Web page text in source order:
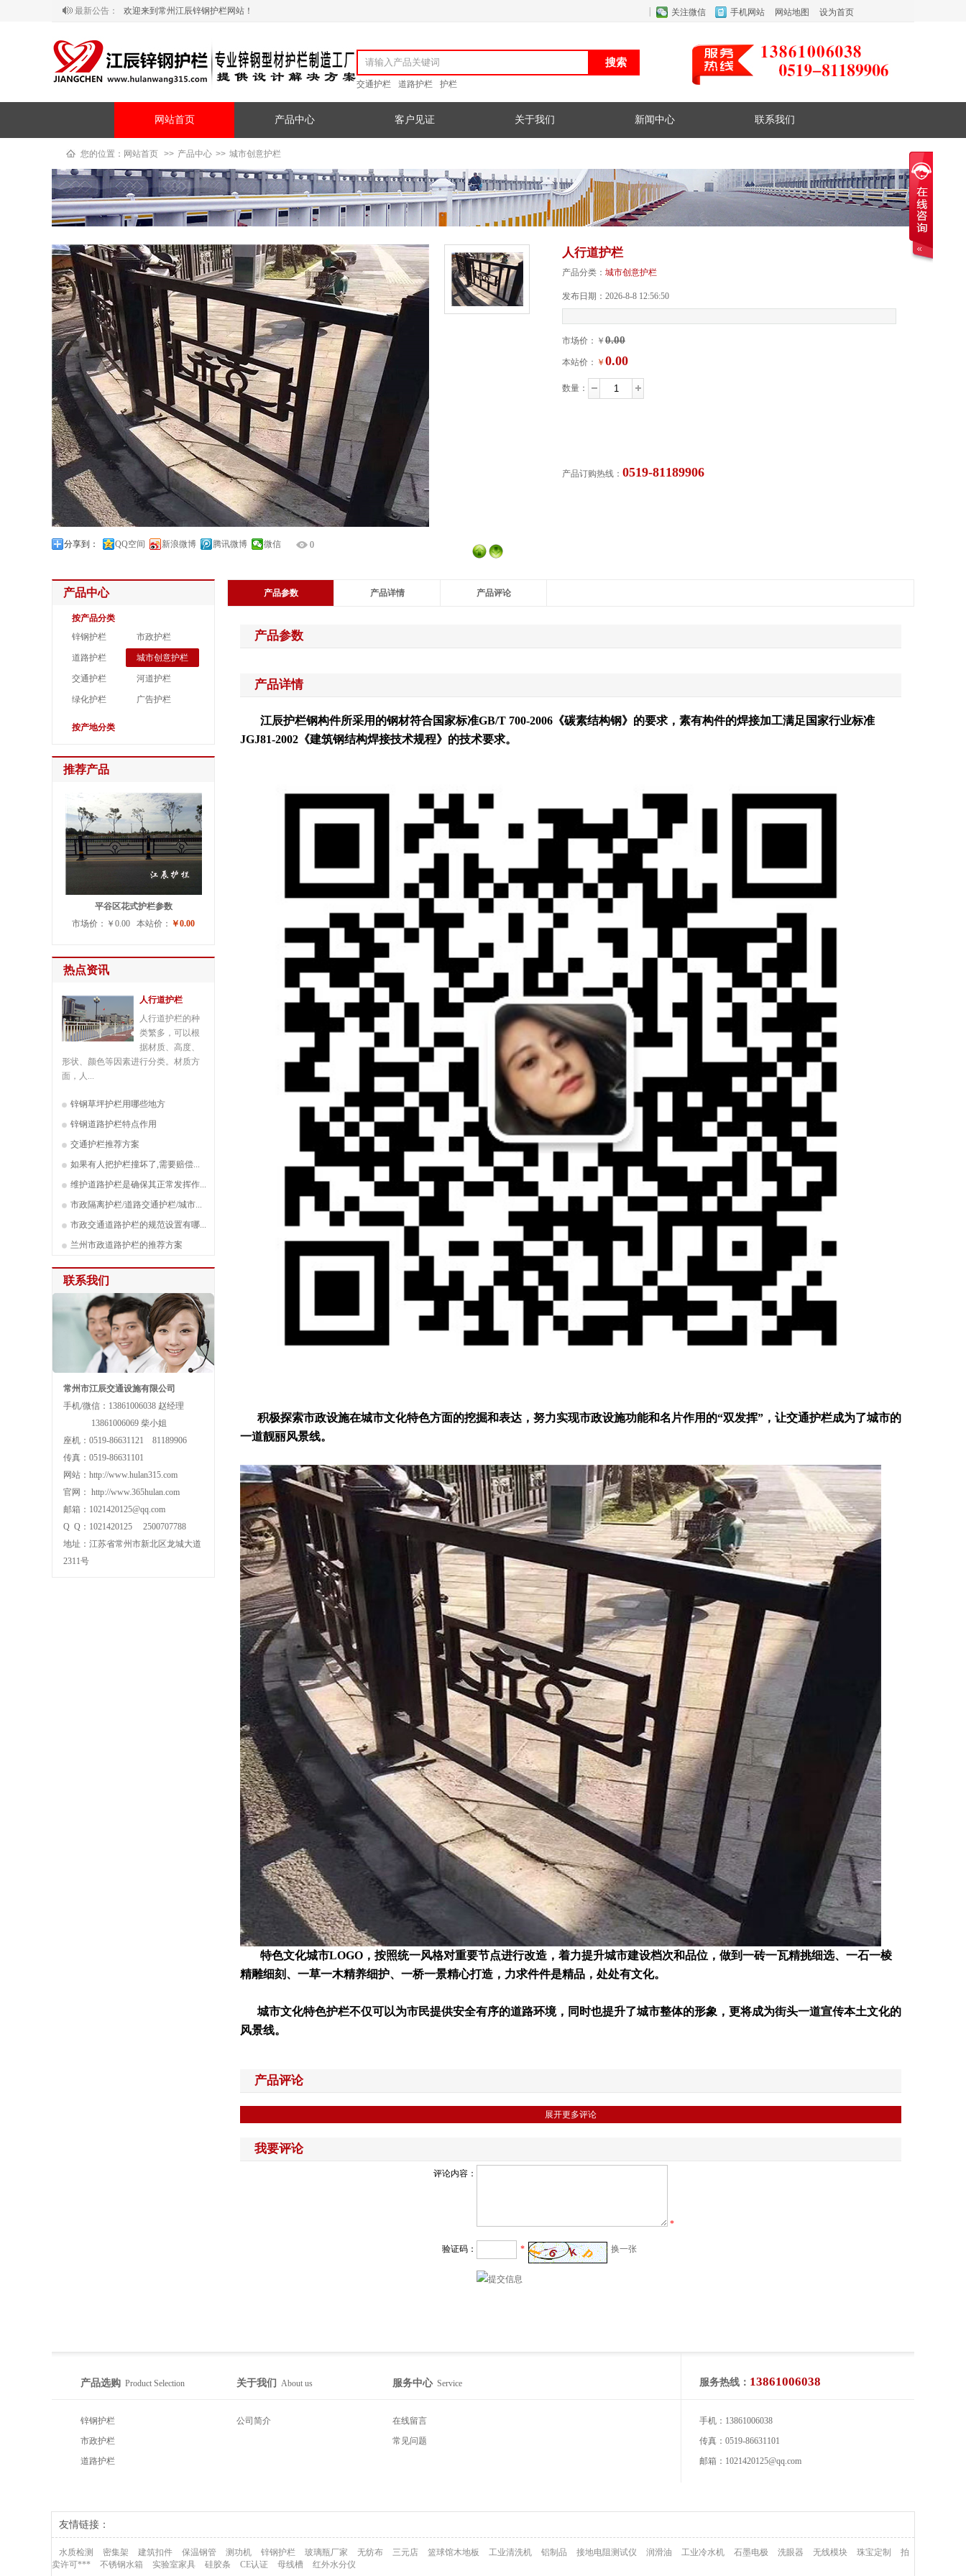
最新公告： 欢迎来到常州江辰锌钢护栏网站！ 关注微信 手机网站 设为首页
网站地图
交通护栏 道路护栏 护栏
网站首页 产品中心 客户见证 关于我们 新闻中心 联系我们
您的位置： 网站首页 >> 产品中心 >> 城市创意护栏
分享到： QQ空间 新浪微博 腾讯微博 微信 0
人行道护栏
产品分类： 城市创意护栏
发布日期：2026-8-8 12:56:50
市场价：￥ 0.00
本站价： ￥ 0.00
数量：
产品订购热线： 0519-81189906
产品中心
按产品分类
锌钢护栏
市政护栏
道路护栏 城市创意护栏
交通护栏 河道护栏
绿化护栏 广告护栏
按产地分类
推荐产品
平谷区花式护栏参数
市场价：￥0.00 本站价： ￥0.00
热点资讯
人行道护栏
人行道护栏的种
类繁多，可以根
据材质、高度、
形状、颜色等因素进行分类。材质方
面，人...
锌钢草坪护栏用哪些地方
锌钢道路护栏特点作用
交通护栏推荐方案
如果有人把护栏撞坏了,需要赔偿...
维护道路护栏是确保其正常发挥作...
市政隔离护栏/道路交通护栏/城市...
市政交通道路护栏的规范设置有哪...
兰州市政道路护栏的推荐方案
联系我们
常州市江辰交通设施有限公司
手机/微信：13861006038 赵经理
13861006069 柴小姐
座机：0519-86631121 81189906
传真：0519-86631101
网站：http://www.hulan315.com
官网： http://www.365hulan.com
邮箱：1021420125@qq.com
Q Q：1021420125 2500707788
地址：江苏省常州市新北区龙城大道
2311号
产品参数 产品详情 产品评论
产品参数
产品详情
江辰护栏钢构件所采用的钢材符合国家标准GB/T 700-2006《碳素结构钢》的要求，素有构件的焊接加工满足国家行业标准
JGJ81-2002《建筑钢结构焊接技术规程》的技术要求。
积极探索市政设施在城市文化特色方面的挖掘和表达，努力实现市政设施功能和名片作用的“双发挥”，让交通护栏成为了城市的
一道靓丽风景线。
特色文化城市LOGO，按照统一风格对重要节点进行改造，着力提升城市建设档次和品位，做到一砖一瓦精挑细选、一石一棱
精雕细刻、一草一木精养细护、一桥一景精心打造，力求件件是精品，处处有文化。
城市文化特色护栏不仅可以为市民提供安全有序的道路环境，同时也提升了城市整体的形象，更将成为街头一道宣传本土文化的
风景线。
产品评论
展开更多评论
我要评论
评论内容：
*
验证码： * 换一张
产品选购 Product Selection
锌钢护栏
市政护栏
道路护栏
关于我们 About us
公司简介
服务中心Service
在线留言
常见问题
服务热线： 13861006038
手机：13861006038
传真：0519-86631101
邮箱：1021420125@qq.com
友情链接：
水质检测 密集架 建筑扣件 保温钢管 测功机 锌钢护栏 玻璃瓶厂家 无纺布 三元店 篮球馆木地板 工业清洗机 铝制品 接地电阻测试仪 润滑油 工业冷水机 石墨电极 洗眼器 无线模块 珠宝定制
拍
卖许可***
不锈钢水箱 实验室家具 硅胶条 CE认证 母线槽 红外水分仪